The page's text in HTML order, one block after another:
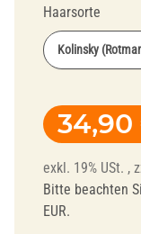
Haarsorte
Kolinsky
exkl. 19% USt. ,
Bitte beachten
EUR.